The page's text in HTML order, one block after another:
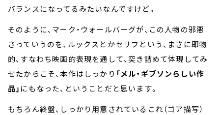
バランスになってるみたいなんですけど。
そのように、マーク・ウォールバーグが、この人物の邪悪
さっていうのを、ルックスとかセリフという、まさに即物
的、すなわち映画的表現を通して、突き詰めて体現してみ
せたからこそ、本作はしっかり 「メル・ギブソンらしい作
品」 にもなった、ということだと思います。
もちろん終盤、しっかり用意されているこれ（ゴア描写）